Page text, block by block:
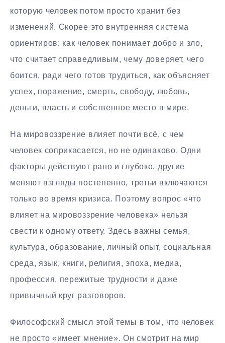
которую человек потом просто хранит без
изменений. Скорее это внутренняя система
ориентиров: как человек понимает добро и зло,
что считает справедливым, чему доверяет, чего
боится, ради чего готов трудиться, как объясняет
успех, поражение, смерть, свободу, любовь,
деньги, власть и собственное место в мире.
На мировоззрение влияет почти всё, с чем
человек соприкасается, но не одинаково. Одни
факторы действуют рано и глубоко, другие
меняют взгляды постепенно, третьи включаются
только во время кризиса. Поэтому вопрос «что
влияет на мировоззрение человека» нельзя
свести к одному ответу. Здесь важны семья,
культура, образование, личный опыт, социальная
среда, язык, книги, религия, эпоха, медиа,
профессия, пережитые трудности и даже
привычный круг разговоров.
Философский смысл этой темы в том, что человек
не просто «имеет мнение». Он смотрит на мир